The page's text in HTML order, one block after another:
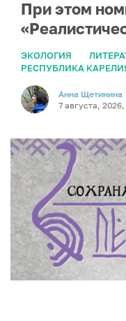
При этом
ЭКОЛОГИЯ
РЕСПУБЛИКА
Анна Щетинина
7 августа,